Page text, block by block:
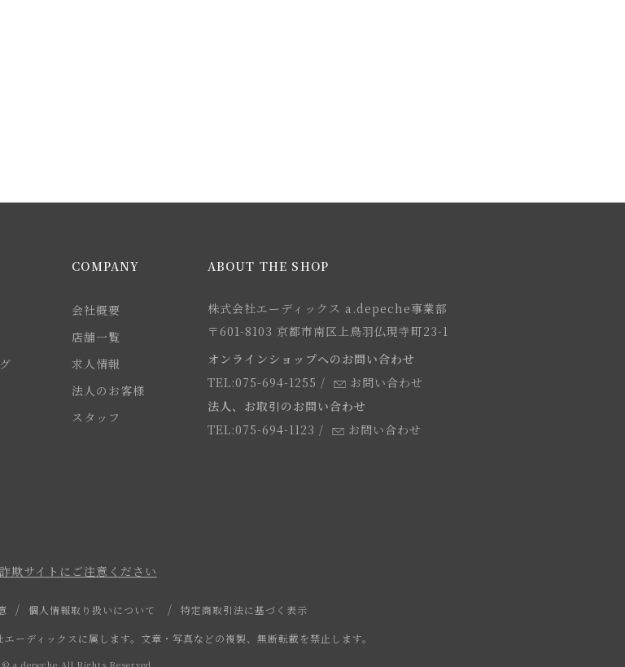
COMPANY
会社概要
店舗一覧
求人情報
法人のお客様
スタッフ
ABOUT THE SHOP
株式会社エーディックス a.depeche事業部
〒601-8103 京都市南区上鳥羽仏現寺町23-1
オンラインショップへのお問い合わせ
TEL:075-694-1255 /
お問い合わせ
法人、お取引のお問い合わせ
TEL:075-694-1123 / お問い合わせ
詐欺サイトにご注意ください
個人情報取り扱いについて 特定商取引法に基づく表示
ーディックスに属します。文章・写真などの複製、無断転載を禁止します。
© a.depeche All Rights Reserved.